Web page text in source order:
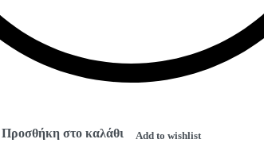
Προσθήκη στο καλάθι Add to wishlist